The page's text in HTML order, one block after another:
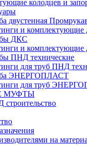
колодцев и
двустенная
и комплектующие
ДКС
и комплектующие
ПНД технические
для труб ПНД
ЭНЕРГОПЛАСТ
для труб
МУФТЫ
на